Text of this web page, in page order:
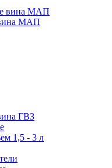
вина МАП
МАП
ГВЗ
1,5 - 3 л